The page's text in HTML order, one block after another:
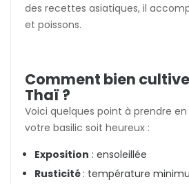
des recettes asiatiques, il
et poissons.
Comment bien
Thaï ?
Voici quelques point à prendre
votre basilic soit heureux :
Exposition : ensoleillée
Rusticité : température